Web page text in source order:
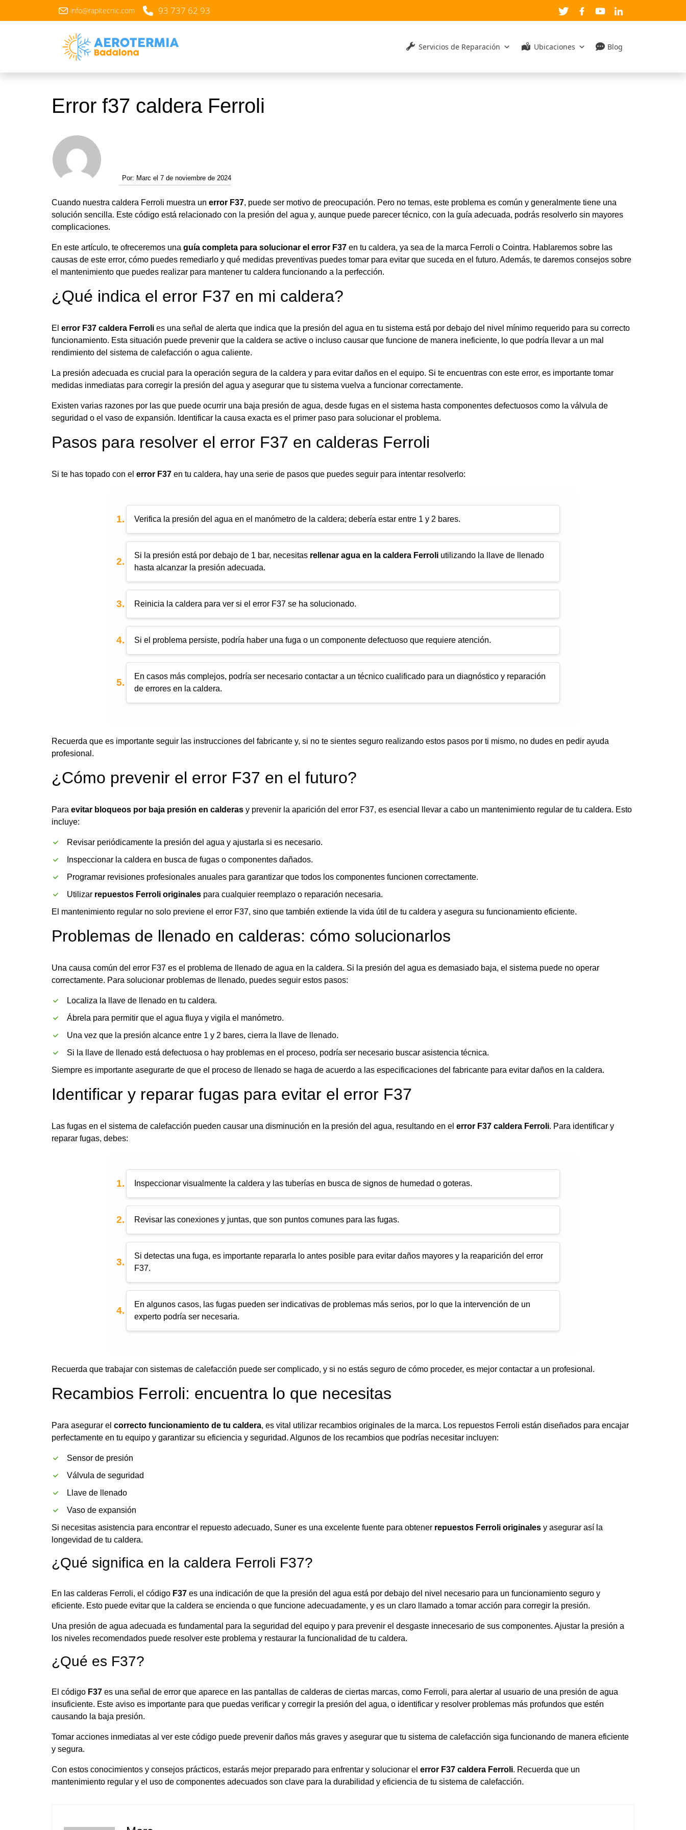
info@rapitecnic.com 93 737 62 93
Servicios de Reparación Ubicaciones Blog
Error f37 caldera Ferroli
Por: Marc el 7 de noviembre de 2024
Cuando nuestra caldera Ferroli muestra un error F37, puede ser motivo de preocupación. Pero no temas, este problema es común y generalmente tiene una
solución sencilla. Este código está relacionado con la presión del agua y, aunque puede parecer técnico, con la guía adecuada, podrás resolverlo sin mayores
complicaciones.
En este artículo, te ofreceremos una guía completa para solucionar el error F37en tu caldera, ya sea de la marca Ferroli o Cointra. Hablaremos sobre las
causas de este error, cómo puedes remediarlo y qué medidas preventivas puedes tomar para evitar que suceda en el futuro. Además, te daremos consejos sobre
el mantenimiento que puedes realizar para mantener tu caldera funcionando a la perfección.
¿Qué indica el error F37 en mi caldera?
El error F37 caldera Ferrolies una señal de alerta que indica que la presión del agua en tu sistema está por debajo del nivel mínimo requerido para su correcto
funcionamiento. Esta situación puede prevenir que la caldera se active o incluso causar que funcione de manera ineficiente, lo que podría llevar a un mal
rendimiento del sistema de calefacción o agua caliente.
La presión adecuada es crucial para la operación segura de la caldera y para evitar daños en el equipo. Si te encuentras con este error, es importante tomar
medidas inmediatas para corregir la presión del agua y asegurar que tu sistema vuelva a funcionar correctamente.
Existen varias razones por las que puede ocurrir una baja presión de agua, desde fugas en el sistema hasta componentes defectuosos como la válvula de
seguridad o el vaso de expansión. Identificar la causa exacta es el primer paso para solucionar el problema.
Pasos para resolver el error F37 en calderas Ferroli
Si te has topado con el error F37en tu caldera, hay una serie de pasos que puedes seguir para intentar resolverlo:
Verifica la presión del agua en el manómetro de la caldera; debería estar entre 1 y 2 bares.
Si la presión está por debajo de 1 bar, necesitas rellenar agua en la caldera Ferroli utilizando la llave de llenado
hasta alcanzar la presión adecuada.
Reinicia la caldera para ver si el error F37 se ha solucionado.
Si el problema persiste, podría haber una fuga o un componente defectuoso que requiere atención.
En casos más complejos, podría ser necesario contactar a un técnico cualificado para un diagnóstico y reparación
de errores en la caldera.
Recuerda que es importante seguir las instrucciones del fabricante y, si no te sientes seguro realizando estos pasos por ti mismo, no dudes en pedir ayuda
profesional.
¿Cómo prevenir el error F37 en el futuro?
Para evitar bloqueos por baja presión en calderasy prevenir la aparición del error F37, es esencial llevar a cabo un mantenimiento regular de tu caldera. Esto
incluye:
Revisar periódicamente la presión del agua y ajustarla si es necesario.
Inspeccionar la caldera en busca de fugas o componentes dañados.
Programar revisiones profesionales anuales para garantizar que todos los componentes funcionen correctamente.
Utilizar repuestos Ferroli originalespara cualquier reemplazo o reparación necesaria.
El mantenimiento regular no solo previene el error F37, sino que también extiende la vida útil de tu caldera y asegura su funcionamiento eficiente.
Problemas de llenado en calderas: cómo solucionarlos
Una causa común del error F37 es el problema de llenado de agua en la caldera. Si la presión del agua es demasiado baja, el sistema puede no operar
correctamente. Para solucionar problemas de llenado, puedes seguir estos pasos:
Localiza la llave de llenado en tu caldera.
Ábrela para permitir que el agua fluya y vigila el manómetro.
Una vez que la presión alcance entre 1 y 2 bares, cierra la llave de llenado.
Si la llave de llenado está defectuosa o hay problemas en el proceso, podría ser necesario buscar asistencia técnica.
Siempre es importante asegurarte de que el proceso de llenado se haga de acuerdo a las especificaciones del fabricante para evitar daños en la caldera.
Identificar y reparar fugas para evitar el error F37
Las fugas en el sistema de calefacción pueden causar una disminución en la presión del agua, resultando en el error F37 caldera Ferroli. Para identificar y
reparar fugas, debes:
Inspeccionar visualmente la caldera y las tuberías en busca de signos de humedad o goteras.
Revisar las conexiones y juntas, que son puntos comunes para las fugas.
Si detectas una fuga, es importante repararla lo antes posible para evitar daños mayores y la reaparición del error
F37.
En algunos casos, las fugas pueden ser indicativas de problemas más serios, por lo que la intervención de un
experto podría ser necesaria.
Recuerda que trabajar con sistemas de calefacción puede ser complicado, y si no estás seguro de cómo proceder, es mejor contactar a un profesional.
Recambios Ferroli: encuentra lo que necesitas
Para asegurar el correcto funcionamiento de tu caldera, es vital utilizar recambios originales de la marca. Los repuestos Ferroli están diseñados para encajar
perfectamente en tu equipo y garantizar su eficiencia y seguridad. Algunos de los recambios que podrías necesitar incluyen:
Sensor de presión
Válvula de seguridad
Llave de llenado
Vaso de expansión
Si necesitas asistencia para encontrar el repuesto adecuado, Suner es una excelente fuente para obtener repuestos Ferroli originalesy asegurar así la
longevidad de tu caldera.
¿Qué significa en la caldera Ferroli F37?
En las calderas Ferroli, el código F37es una indicación de que la presión del agua está por debajo del nivel necesario para un funcionamiento seguro y
eficiente. Esto puede evitar que la caldera se encienda o que funcione adecuadamente, y es un claro llamado a tomar acción para corregir la presión.
Una presión de agua adecuada es fundamental para la seguridad del equipo y para prevenir el desgaste innecesario de sus componentes. Ajustar la presión a
los niveles recomendados puede resolver este problema y restaurar la funcionalidad de tu caldera.
¿Qué es F37?
El código F37es una señal de error que aparece en las pantallas de calderas de ciertas marcas, como Ferroli, para alertar al usuario de una presión de agua
insuficiente. Este aviso es importante para que puedas verificar y corregir la presión del agua, o identificar y resolver problemas más profundos que estén
causando la baja presión.
Tomar acciones inmediatas al ver este código puede prevenir daños más graves y asegurar que tu sistema de calefacción siga funcionando de manera eficiente
y segura.
Con estos conocimientos y consejos prácticos, estarás mejor preparado para enfrentar y solucionar el error F37 caldera Ferroli. Recuerda que un
mantenimiento regular y el uso de componentes adecuados son clave para la durabilidad y eficiencia de tu sistema de calefacción.